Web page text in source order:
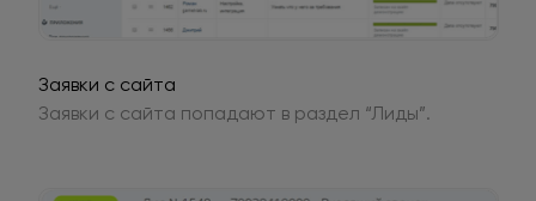
Заявки с сайта
Заявки с сайта попадают в раздел “Лиды”.